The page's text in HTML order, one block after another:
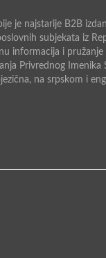
je najstarije B2B
subjekata iz
informacija i
Privrednog Imenika
na srpskom i